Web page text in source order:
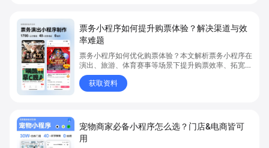
票务小程序如何提升购票体验？解决渠道与效
率难题
票务小程序如何优化购票体验？本文解析票务小程序在
演出、旅游、体育赛事等场景下提升购票效率、拓宽销
售渠道、实现会员精准营销的具体方式。关键词包括
“票务小程序”、“购票体验”、“购票效率”。
获取资料
宠物商家必备小程序怎么选？门店&电商皆可
用